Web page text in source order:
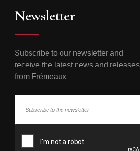
Newsletter
Subscribe to our newsletter and
receive the latest news and releases
from Frémeaux